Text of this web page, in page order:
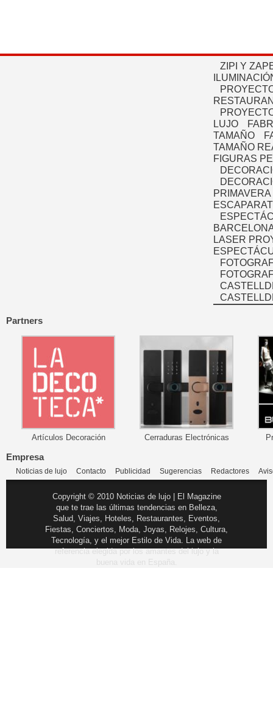
ZIPI Y
LUJO
TAMAÑO
TAMAÑO
FIGURAS
PRIMAVERA
LASER
Partners
Artículos Decoración Cerraduras Electrónicas
Empresa
Noticias de lujo Contacto Publicidad Sugerencias Redactores
Copyright © 2010 Noticias de lujo | El Magazine
que te trae las últimas tendencias en Belleza,
Salud, Viajes, Hoteles, Restaurantes, Eventos,
Fiestas, Conciertos, Moda, Joyas, Relojes, Cultura,
Tecnología, y el mejor Estilo de Vida. La web de
referencia elegida por los amantes del lujo y la